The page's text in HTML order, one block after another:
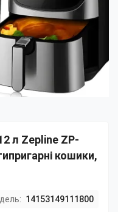
л Zepline ZP-
кошики,
14153149111800